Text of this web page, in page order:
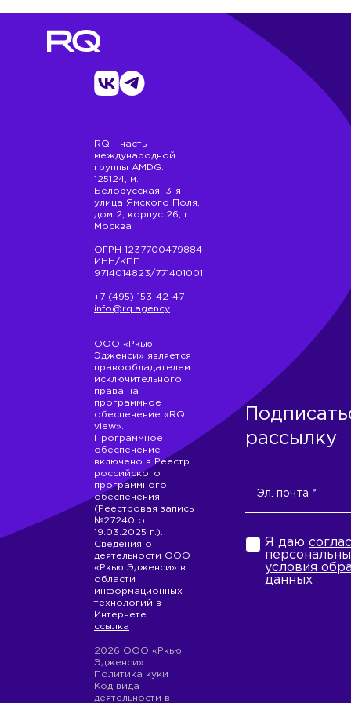
RQ - часть
международной
группы AMDG.
125124, м.
Белорусская, 3-я
улица Ямского Поля,
дом 2, корпус 26, г.
Москва
ОГРН 1237700479884
ИНН/КПП
9714014823/771401001
+7 (495) 153-42-47
info@rq.agency
ООО «Ркью
Эдженси» является
правообладателем
исключительного
права на
программное
обеспечение «RQ
view».
Программное
обеспечение
включено в Реестр
российского
программного
обеспечения
(Реестровая запись
№27240 от
19.03.2025 г.).
Сведения о
деятельности ООО
«Ркью Эдженси» в
области
информационных
технологий в
Интернете
ссылка
2026 ООО «Ркью
Эдженси»
Политика куки
Код вида
деятельности в
рассылку
Я даю
условия
данных